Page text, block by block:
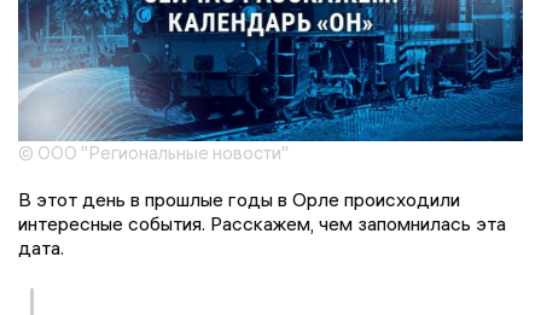
© ООО "Региональные новости"
В этот день в прошлые годы в Орле происходили
интересные события. Расскажем, чем запомнилась эта
дата.